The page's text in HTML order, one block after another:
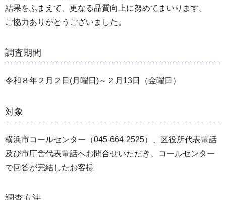
結果をふまえて、更なる品質向上に努めてまいります。
ご協力ありがとうございました。
調査期間
令和８年２月２日(月曜日)～２月13日（金曜日）
対象
横浜市コールセンター（045-664-2525）、区役所代表電話
及び市庁舎代表電話へお問合せいただき、コールセンター
で回答が完結したお客様